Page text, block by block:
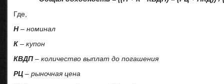
Где,
Н– номинал
К – купон
КВДП– количество выплат до погашения
РЦ – рыночная цена